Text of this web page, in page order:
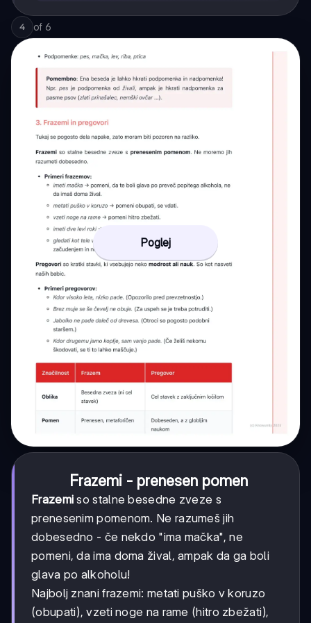
4 of 6
Poglej
Frazemi - prenesen pomen
Frazemi so stalne besedne zveze s
prenesenim pomenom. Ne razumeš jih
dobesedno - če nekdo "ima mačka", ne
pomeni, da ima doma žival, ampak da ga boli
glava po alkoholu!
Najbolj znani frazemi: metati puško v koruzo
(obupati), vzeti noge na rame (hitro zbežati),